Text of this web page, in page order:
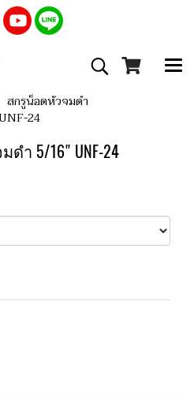
สกรูน็อตหัวจมดำ
24
ำ 5/16" UNF-24